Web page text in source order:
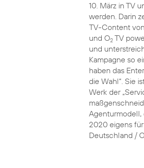
10. März in TV
werden. Darin
TV-Content
und O2TV
und
Kampagne so
haben das
die Wahl“. Sie
Werk der
Agenturmodell,
2020 eigens
Deutschland /